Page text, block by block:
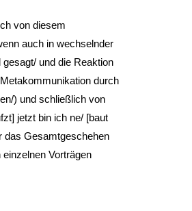
von diesem
auch in wechselnder
und die Reaktion
durch
) und schließlich von
jetzt bin ich ne/ [baut
das Gesamtgeschehen
Vorträgen